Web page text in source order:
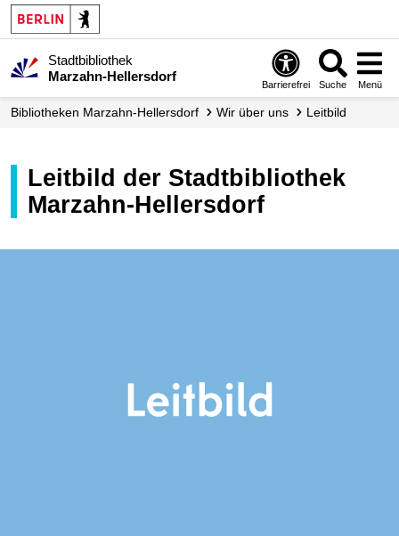
Stadtbibliothek
Marzahn-Hellersdorf
Barrierefrei Suche Menü
Biblio­theken Marzahn-Hellersdorf Wir über uns Leitbild
Leitbild der Stadtbibliothek
Marzahn-Hellersdorf